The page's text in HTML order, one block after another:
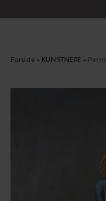
Forside »KUNSTNERE »